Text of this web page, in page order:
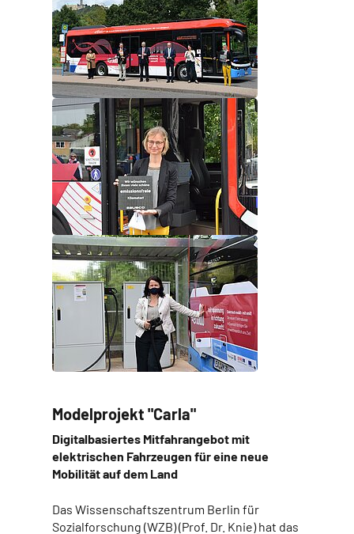
Modelprojekt "Carla"
Digitalbasiertes Mitfahrangebot mit
elektrischen Fahrzeugen für eine neue
Mobilität auf dem Land
Das Wissenschaftszentrum Berlin für
Sozialforschung (WZB) (Prof. Dr. Knie) hat das